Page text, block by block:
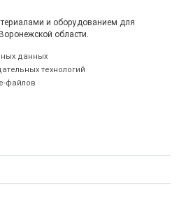
и оборудованием для
области.
данных
технологий
файлов